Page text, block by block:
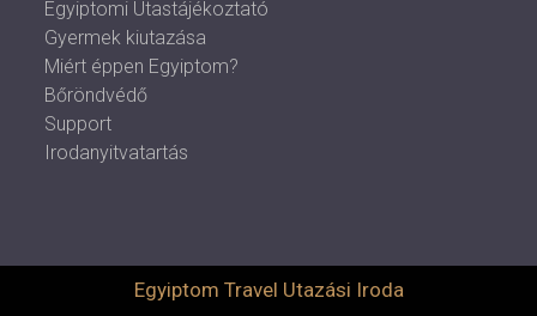
Egyiptomi Utastájékoztató
Gyermek kiutazása
Miért éppen Egyiptom?
Bőröndvédő
Support
Irodanyitvatartás
Egyiptom Travel Utazási Iroda